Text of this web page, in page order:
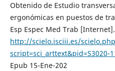
Obtenido de Estudio
ergonómicas en puestos de
Esp Espec Med Trab
http://scielo.isciii.es/
script=sci_arttext&pid=S3020-
Epub 15-Ene-202